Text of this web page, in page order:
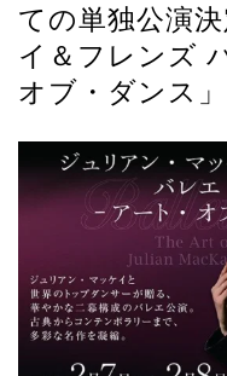
ての単独公演
イ＆フレンズ
オブ・ダンス」